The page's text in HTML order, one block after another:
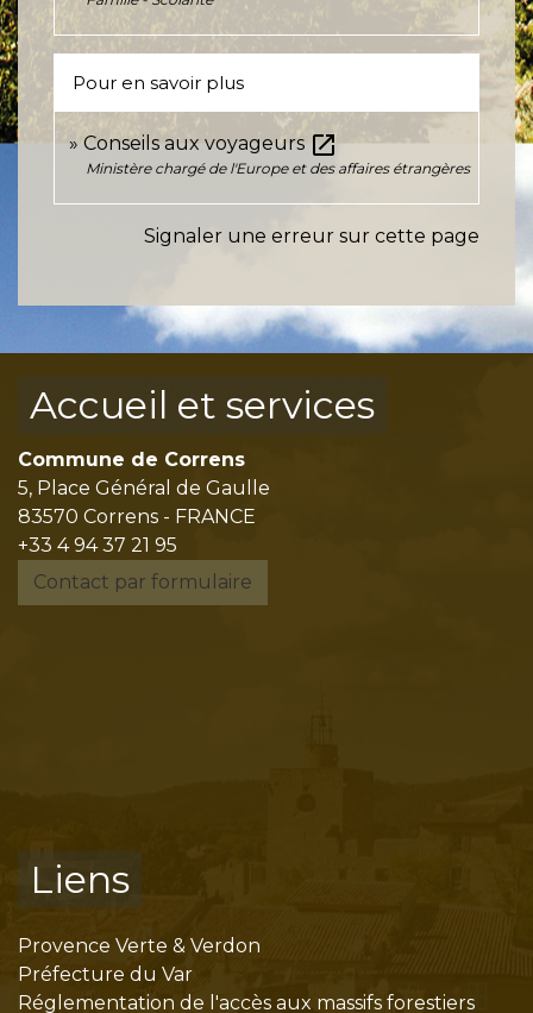
Pour en savoir plus
Conseils aux voyageurs open_in_new
Ministère chargé de l'Europe et des affaires étrangères
Signaler une erreur sur cette page
Accueil et services
Commune de Correns
5, Place Général de Gaulle
83570 Correns - FRANCE
+33 4 94 37 21 95
Contact par formulaire
Liens
Provence Verte & Verdon
Préfecture du Var
Réglementation de l'accès aux massifs forestiers